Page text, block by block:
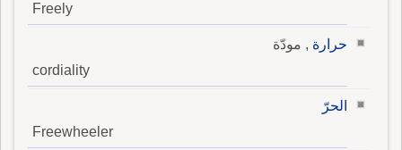
Freely
حرارة , مودّة
cordiality
الحرّ
Freewheeler